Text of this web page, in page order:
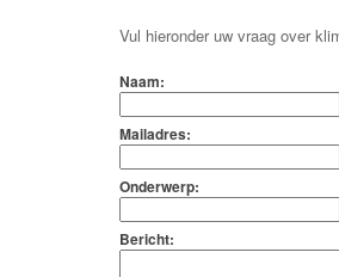
Vul hieronder uw vraag over
Naam:
Mailadres:
Onderwerp:
Bericht: